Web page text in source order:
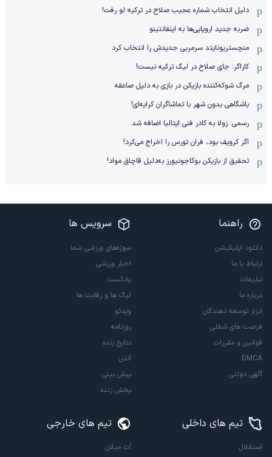
دلیل انتخاب شماره عجیب صلاح در ترکیه لو رفت!
ضربه جدید اروپایی‌ها به اینفانتینو
منچستریونایتد سرمربی جدیدش را انتخاب کرد
کاراگر: جای صلاح در لیگ ترکیه نیست!
مرگ شوکه‌کننده بازیکن در بازی به دلیل صاعقه
باشگاهی بدون شهر با تماشاگران کرایه‌ای!
رسمی: زولا به کادر فنی ایتالیا اضافه شد
اگر کرویف بود، فران تورس را اخراج می‌کرد!
تحقیق از بازیکن بوکاجونیورز به‌دلیل قاچاق مواد!
راهنما
دانلود اپلیکیشن
ارتباط با ما
تبلیغات
درباره ما
ابزار توسعه دهندگان
فرصت های شغلی
قوانین و مقررات
DMCA
آگهی دولتی
سرویس ها
سوژه‌های ورزشی شما
اخبار ورزشی
پادکست
لیگ ها و رقابت ها
ویدئو
روزنامه
نتایج زنده
آنتن
پیش بینی
پخش زنده
تیم های داخلی
استقلال
تیم های خارجی
آث میلان